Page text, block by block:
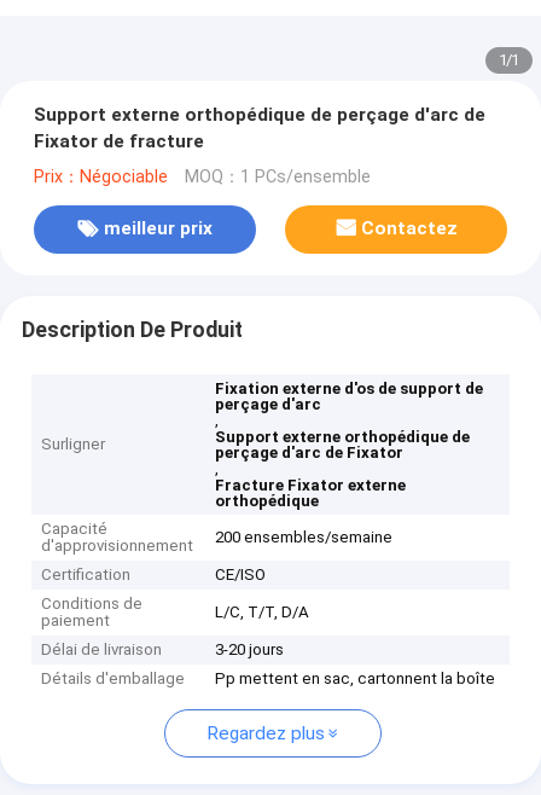
1/1
Support externe orthopédique de perçage d'arc de
Fixator de fracture
Prix：Négociable MOQ：1 PCs/ensemble
meilleur prix Contactez
Description De Produit
Surligner
Fixation externe d'os de support de
perçage d'arc
,
Support externe orthopédique de
perçage d'arc de Fixator
,
Fracture Fixator externe
orthopédique
Capacité
d'approvisionnement
200 ensembles/semaine
Certification
CE/ISO
Conditions de
paiement
L/C, T/T, D/A
Délai de livraison
3-20 jours
Détails d'emballage
Pp mettent en sac, cartonnent la boîte
Regardez plus